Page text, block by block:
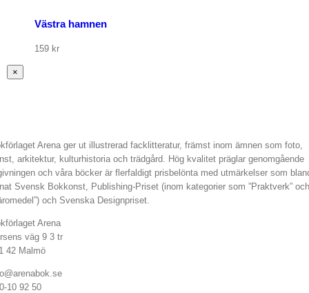
Västra hamnen
159 kr
Stäng
snabbvy
×
Arena ger ut illustrerad facklitteratur, främst inom ämnen som foto,
arkitektur, kulturhistoria och trädgård. Hög kvalitet präglar genomgående
och våra böcker är flerfaldigt prisbelönta med utmärkelser som
Svensk Bokkonst, Publishing-Priset (inom kategorier som ”Praktverk” och
och Svenska Designpriset.
Arena
väg 9 3 tr
42 Malmö
10 92 50